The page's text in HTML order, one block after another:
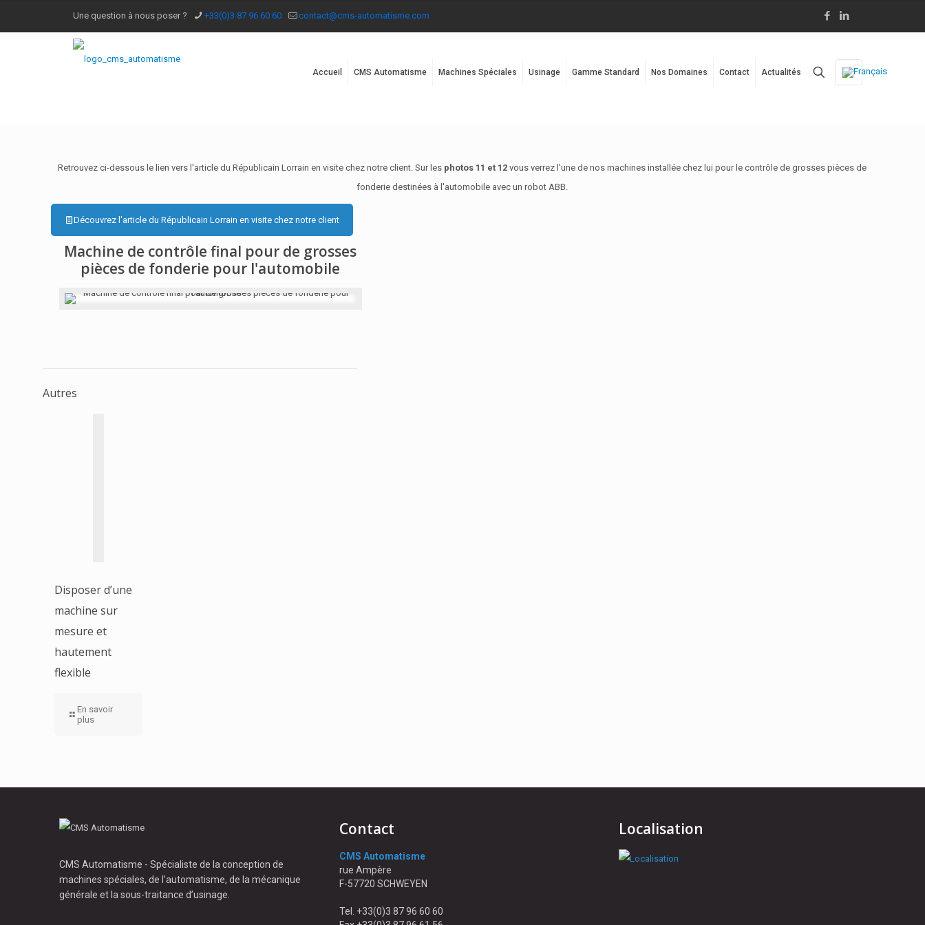
Une question à nous poser ? +33(0)3 87 96 60 60 contact@cms-automatisme.com
Accueil CMS Automatisme Machines Spéciales Usinage Gamme Standard Nos Domaines Contact Actualités
Retrouvez ci-dessous le lien vers l'article du Républicain Lorrain en visite chez notre client. Sur les photos 11 et 12 vous verrez l'une de nos machines installée chez lui pour le contrôle de grosses pièces de
fonderie destinées à l'automobile avec un robot ABB.
Découvrez l'article du Républicain Lorrain en visite chez notre client
Machine de contrôle final pour de grosses
pièces de fonderie pour l'automobile
Autres
Disposer d’une
machine sur
mesure et
hautement
flexible
En savoir
plus
CMS Automatisme - Spécialiste de la conception de
machines spéciales, de l’automatisme, de la mécanique
générale et la sous-traitance d’usinage.
Contact
CMS Automatisme
rue Ampère
F-57720 SCHWEYEN
Tel. +33(0)3 87 96 60 60
Localisation